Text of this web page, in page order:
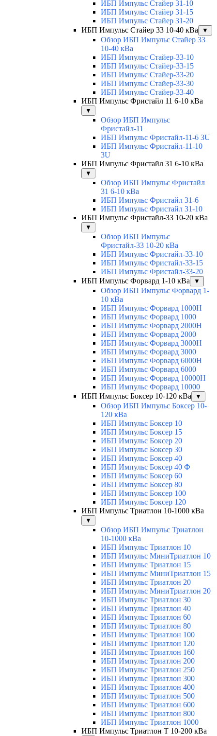
ИБП Импульс Стайер 31-10
ИБП Импульс Стайер 31-15
ИБП Импульс Стайер 31-20
ИБП Импульс Стайер 33 10-40 кВа
▼
Обзор ИБП Импульс Стайер 33
10-40 кВа
ИБП Импульс Стайер-33-10
ИБП Импульс Стайер-33-15
ИБП Импульс Стайер-33-20
ИБП Импульс Стайер-33-30
ИБП Импульс Стайер-33-40
ИБП Импульс Фристайл 11 6-10 кВа
▼
Обзор ИБП Импульс
Фристайл-11
ИБП Импульс Фристайл-11-6 3U
ИБП Импульс Фристайл-11-10
3U
ИБП Импульс Фристайл 31 6-10 кВа
▼
Обзор ИБП Импульс Фристайл
31 6-10 кВа
ИБП Импульс Фристайл 31-6
ИБП Импульс Фристайл 31-10
ИБП Импульс Фристайл-33 10-20 кВа
▼
Обзор ИБП Импульс
Фристайл-33 10-20 кВа
ИБП Импульс Фристайл-33-10
ИБП Импульс Фристайл-33-15
ИБП Импульс Фристайл-33-20
ИБП Импульс Форвард 1-10 кВа
▼
Обзор ИБП Импульс Форвард 1-
10 кВа
ИБП Импульс Форвард 1000H
ИБП Импульс Форвард 1000
ИБП Импульс Форвард 2000H
ИБП Импульс Форвард 2000
ИБП Импульс Форвард 3000H
ИБП Импульс Форвард 3000
ИБП Импульс Форвард 6000H
ИБП Импульс Форвард 6000
ИБП Импульс Форвард 10000H
ИБП Импульс Форвард 10000
ИБП Импульс Боксер 10-120 кВа
▼
Обзор ИБП Импульс Боксер 10-
120 кВа
ИБП Импульс Боксер 10
ИБП Импульс Боксер 15
ИБП Импульс Боксер 20
ИБП Импульс Боксер 30
ИБП Импульс Боксер 40
ИБП Импульс Боксер 40 Ф
ИБП Импульс Боксер 60
ИБП Импульс Боксер 80
ИБП Импульс Боксер 100
ИБП Импульс Боксер 120
ИБП Импульс Триатлон 10-1000 кВа
▼
Обзор ИБП Импульс Триатлон
10-1000 кВа
ИБП Импульс Триатлон 10
ИБП Импульс МиниТриатлон 10
ИБП Импульс Триатлон 15
ИБП Импульс МиниТриатлон 15
ИБП Импульс Триатлон 20
ИБП Импульс МиниТриатлон 20
ИБП Импульс Триатлон 30
ИБП Импульс Триатлон 40
ИБП Импульс Триатлон 60
ИБП Импульс Триатлон 80
ИБП Импульс Триатлон 100
ИБП Импульс Триатлон 120
ИБП Импульс Триатлон 160
ИБП Импульс Триатлон 200
ИБП Импульс Триатлон 250
ИБП Импульс Триатлон 300
ИБП Импульс Триатлон 400
ИБП Импульс Триатлон 500
ИБП Импульс Триатлон 600
ИБП Импульс Триатлон 800
ИБП Импульс Триатлон 1000
ИБП Импульс Триатлон Т 10-200 кВа